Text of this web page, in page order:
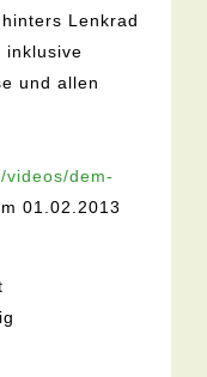
Lenkrad
inklusive
und allen
dem-
01.02.2013